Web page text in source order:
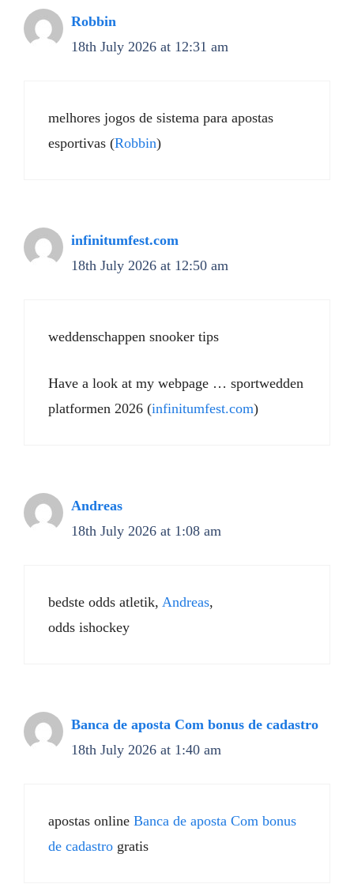
Robbin
18th July 2026 at 12:31 am
melhores jogos de sistema para apostas
esportivas (Robbin)
infinitumfest.com
18th July 2026 at 12:50 am
weddenschappen snooker tips
Have a look at my webpage … sportwedden
platformen 2026 (infinitumfest.com)
Andreas
18th July 2026 at 1:08 am
bedste odds atletik, Andreas,
odds ishockey
Banca de aposta Com bonus de cadastro
18th July 2026 at 1:40 am
apostas online Banca de aposta Com bonus
de cadastro gratis